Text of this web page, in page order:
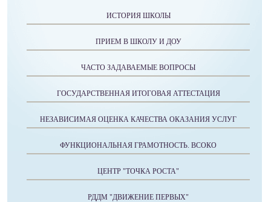
ИСТОРИЯ ШКОЛЫ
ПРИЕМ В ШКОЛУ И ДОУ
ЧАСТО ЗАДАВАЕМЫЕ ВОПРОСЫ
ГОСУДАРСТВЕННАЯ ИТОГОВАЯ АТТЕСТАЦИЯ
НЕЗАВИСИМАЯ ОЦЕНКА КАЧЕСТВА ОКАЗАНИЯ УСЛУГ
ФУНКЦИОНАЛЬНАЯ ГРАМОТНОСТЬ. ВСОКО
ЦЕНТР "ТОЧКА РОСТА"
РДДМ "ДВИЖЕНИЕ ПЕРВЫХ"